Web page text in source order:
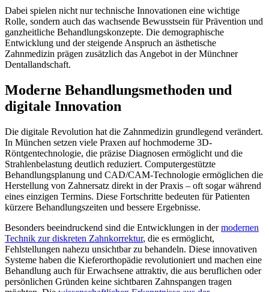
Dabei spielen nicht nur technische Innovationen eine wichtige
Rolle, sondern auch das wachsende Bewusstsein für Prävention und
ganzheitliche Behandlungskonzepte. Die demographische
Entwicklung und der steigende Anspruch an ästhetische
Zahnmedizin prägen zusätzlich das Angebot in der Münchner
Dentallandschaft.
Moderne Behandlungsmethoden und
digitale Innovation
Die digitale Revolution hat die Zahnmedizin grundlegend verändert.
In München setzen viele Praxen auf hochmoderne 3D-
Röntgentechnologie, die präzise Diagnosen ermöglicht und die
Strahlenbelastung deutlich reduziert. Computergestützte
Behandlungsplanung und CAD/CAM-Technologie ermöglichen die
Herstellung von Zahnersatz direkt in der Praxis – oft sogar während
eines einzigen Termins. Diese Fortschritte bedeuten für Patienten
kürzere Behandlungszeiten und bessere Ergebnisse.
Besonders beeindruckend sind die Entwicklungen in dermodernen
Technik zur diskreten Zahnkorrektur, die es ermöglicht,
Fehlstellungen nahezu unsichtbar zu behandeln. Diese innovativen
Systeme haben die Kieferorthopädie revolutioniert und machen eine
Behandlung auch für Erwachsene attraktiv, die aus beruflichen oder
persönlichen Gründen keine sichtbaren Zahnspangen tragen